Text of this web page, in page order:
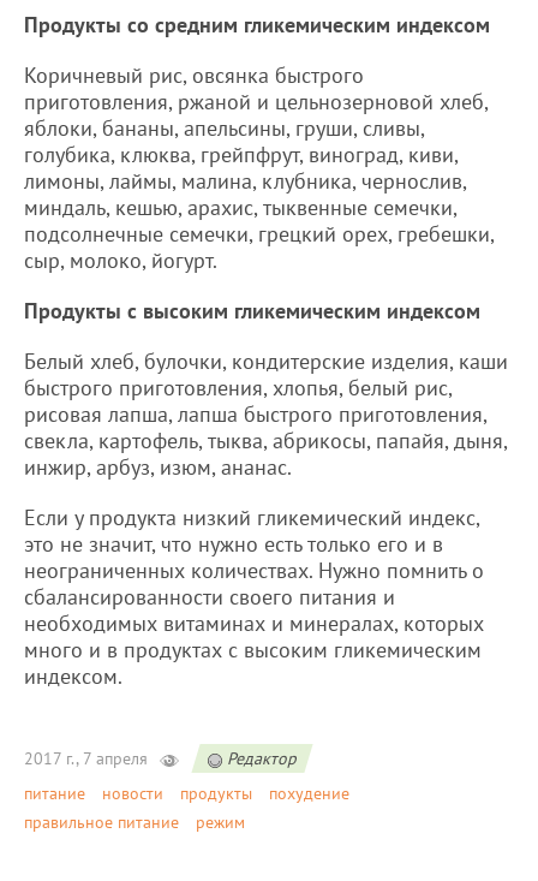
Продукты со средним гликемическим индексом
Коричневый рис, овсянка быстрого
приготовления, ржаной и цельнозерновой хлеб,
яблоки, бананы, апельсины, груши, сливы,
голубика, клюква, грейпфрут, виноград, киви,
лимоны, лаймы, малина, клубника, чернослив,
миндаль, кешью, арахис, тыквенные семечки,
подсолнечные семечки, грецкий орех, гребешки,
сыр, молоко, йогурт.
Продукты с высоким гликемическим индексом
Белый хлеб, булочки, кондитерские изделия, каши
быстрого приготовления, хлопья, белый рис,
рисовая лапша, лапша быстрого приготовления,
свекла, картофель, тыква, абрикосы, папайя, дыня,
инжир, арбуз, изюм, ананас.
Если у продукта низкий гликемический индекс,
это не значит, что нужно есть только его и в
неограниченных количествах. Нужно помнить о
сбалансированности своего питания и
необходимых витаминах и минералах, которых
много и в продуктах с высоким гликемическим
индексом.
2017 г., 7 апреля
Редактор
питание
новости продукты
похудение
правильное питание
режим